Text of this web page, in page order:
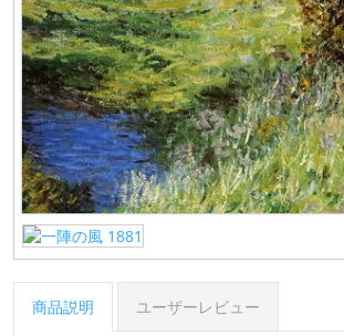
商品説明 ユーザーレビュー